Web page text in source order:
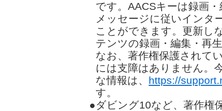
です。AACSキーは録画
メッセージに従いインタ
ことができます。更新し
テンツの録画・編集・再
なお、著作権保護されて
には支障はありません。
な情報は、 https://
す。
●ダビング10など、著作権